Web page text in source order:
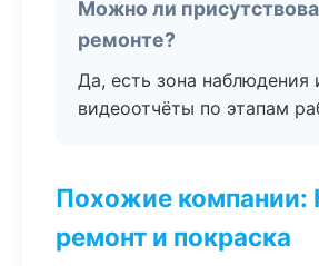
Можно ли
ремонте?
Да, есть зона наблюдения
видеоотчёты по этапам
Похожие компании:
ремонт и покраска